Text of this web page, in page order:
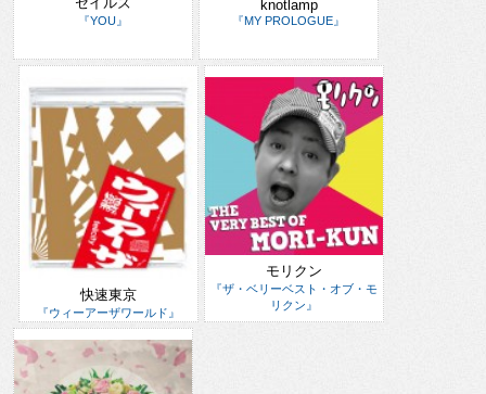
『YOU』
knotlamp
『MY PROLOGUE』
快速東京
『ウィーアーザワールド』
モリクン
『ザ・ベリーベスト・オブ・モ
リクン』